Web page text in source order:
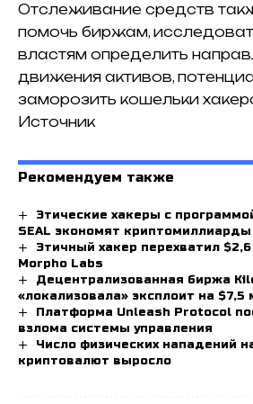
Отслеживание средств
помочь биржам,
властям определить
движения активов,
заморозить кошельки
Источник
Рекомендуем также
Этические хакеры с
SEAL экономят криптомиллиарды
Этичный хакер перехватил
Morpho Labs
Децентрализованная биржа
«локализовала» эксплоит на $7,5
Платформа Unleash Protocol
взлома системы управления
Число физических нападений
криптовалют выросло